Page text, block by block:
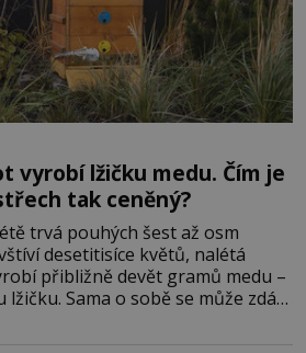
vyrobí lžičku medu. Čím je
tak ceněný?
trvá pouhých šest až osm
desetitisíce květů, nalétá
přibližně devět gramů medu –
Sama o sobě se může zdát